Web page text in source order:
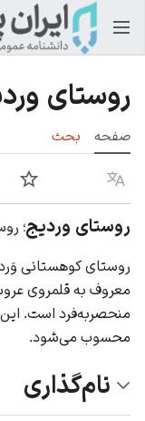
روستای
صفحه بحث
زبان
روستای وردیج؛
روستای کوهستانی
معروف به قلمروی
منحصربه‌فرد است.
محسوب می‌شود.
نام‌گذاری